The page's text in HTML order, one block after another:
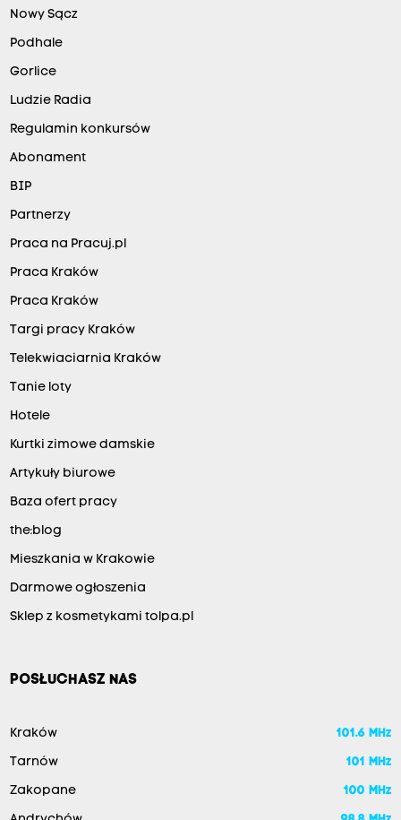
Nowy Sącz
Podhale
Gorlice
Ludzie Radia
Regulamin konkursów
Abonament
BIP
Partnerzy
Praca na Pracuj.pl
Praca Kraków
Praca Kraków
Targi pracy Kraków
Telekwiaciarnia Kraków
Tanie loty
Hotele
Kurtki zimowe damskie
Artykuły biurowe
Baza ofert pracy
the:blog
Mieszkania w Krakowie
Darmowe ogłoszenia
Sklep z kosmetykami tolpa.pl
POSŁUCHASZ NAS
Kraków 101.6 MHz
Tarnów 101 MHz
Zakopane 100 MHz